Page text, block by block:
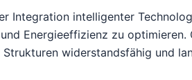
Integration intelligenter
Energieeffizienz zu
widerstandsfähig und